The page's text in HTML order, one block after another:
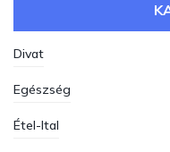
Divat
Egészség
Étel-Ital